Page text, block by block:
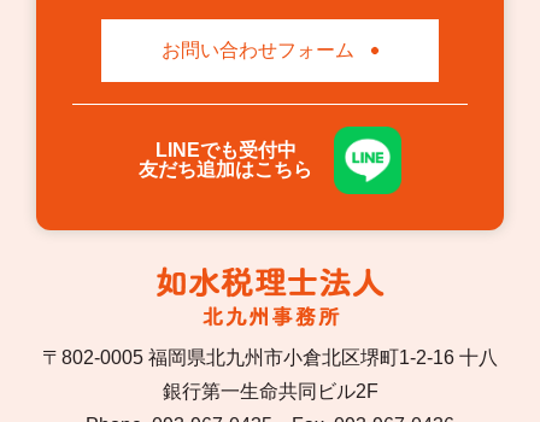
お問い合わせフォーム
LINEでも受付中
友だち追加はこちら
〒802-0005 福岡県北九州市小倉北区堺町1-2-16 十八
銀行第一生命共同ビル2F